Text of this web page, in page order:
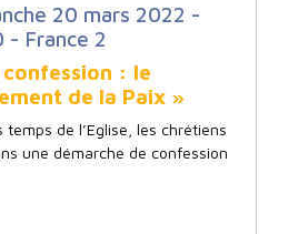
20 mars 2022 -
- France 2
confession : le
de la Paix »
temps de l’Eglise, les chrétiens
une démarche de confession